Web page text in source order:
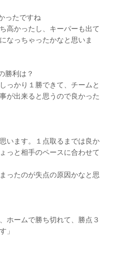
ったですね
高かったし、キーパーも出て
なっちゃったかなと思いま
勝利は？
っかり１勝できて、チームと
が出来ると思うので良かった
います。１点取るまでは良か
っと相手のペースに合わせて
ったのが失点の原因かなと思
ホームで勝ち切れて、勝点３
」